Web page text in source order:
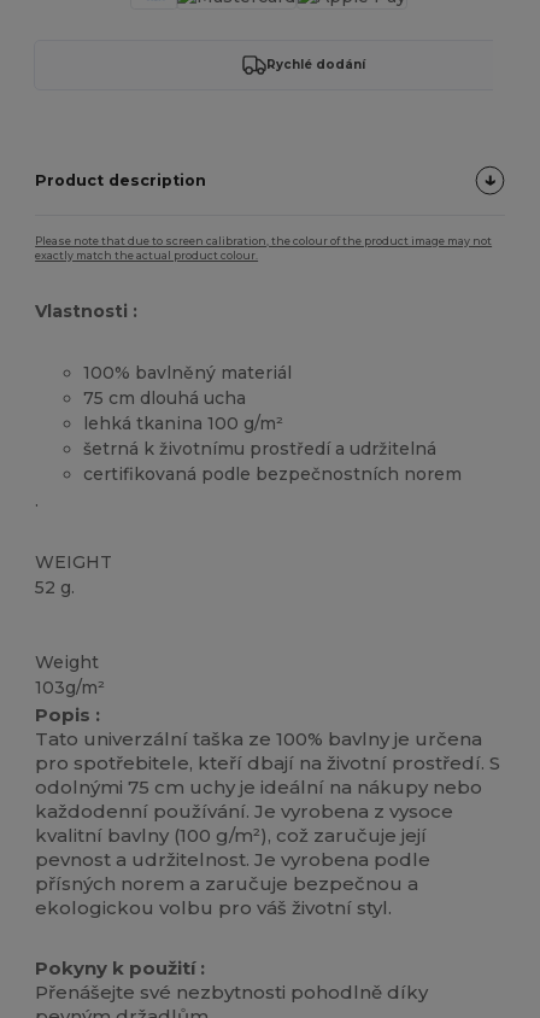
Rychlé dodání
Product description
Please note that due to screen calibration, the colour of the product image may not
exactly match the actual product colour.
Vlastnosti :
100% bavlněný materiál
75 cm dlouhá ucha
lehká tkanina 100 g/m²
šetrná k životnímu prostředí a udržitelná
certifikovaná podle bezpečnostních norem
.
WEIGHT
52 g.
Weight
103g/m²
Popis :
Tato univerzální taška ze 100% bavlny je určena
pro spotřebitele, kteří dbají na životní prostředí. S
odolnými 75 cm uchy je ideální na nákupy nebo
každodenní používání. Je vyrobena z vysoce
kvalitní bavlny (100 g/m²), což zaručuje její
pevnost a udržitelnost. Je vyrobena podle
přísných norem a zaručuje bezpečnou a
ekologickou volbu pro váš životní styl.
Pokyny k použití :
Přenášejte své nezbytnosti pohodlně díky